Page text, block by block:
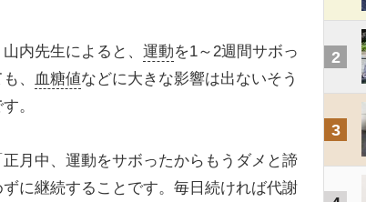
内先生によると、 運動を1～2週間サボっ
、
血糖値などに大きな影響は出ないそう
。
正月中、運動をサボったからもうダメと諦
ずに継続することです。毎日続ければ代謝
2
3